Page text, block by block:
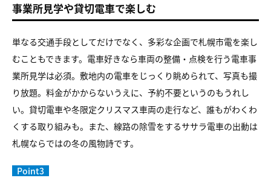
事業所見学や貸切電車で楽しむ
単なる交通手段としてだけでなく、多彩な企画で札幌市電を楽し
むこともできます。電車好きなら車両の整備・点検を行う電車事
業所見学は必須。敷地内の電車をじっくり眺められて、写真も撮
り放題。料金がかからないうえに、予約不要というのもうれし
い。貸切電車や冬限定クリスマス車両の走行など、誰もがわくわ
くする取り組みも。また、線路の除雪をするササラ電車の出動は
札幌ならではの冬の風物詩です。
Point3